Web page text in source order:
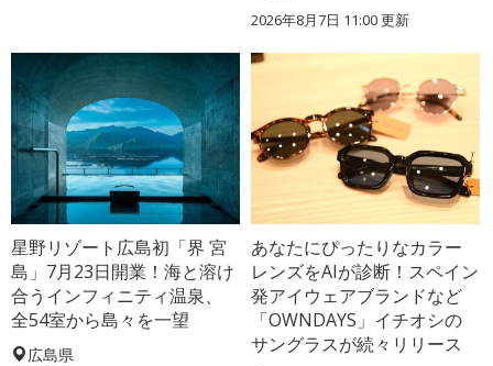
2026年8月7日 11:00更新
星野リゾート広島初「界 宮
島」7月23日開業！海と溶け
合うインフィニティ温泉、
全54室から島々を一望
広島県
あなたにぴったりなカラー
レンズをAIが診断！スペイン
発アイウェアブランドなど
「OWNDAYS」イチオシの
サングラスが続々リリース